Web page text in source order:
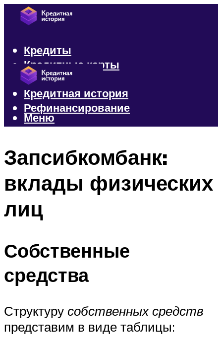
Кредиты
Кредитные карты
Микрозаймы
Кредитная история
Рефинансирование
Меню
Запсибкомбанк:
вклады физических
лиц
Собственные
средства
Структуру собственных средств
представим в виде таблицы: